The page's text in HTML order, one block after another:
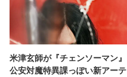
米津玄師が『チェンソーマン』
公安対魔特異課っぽい新アーテ